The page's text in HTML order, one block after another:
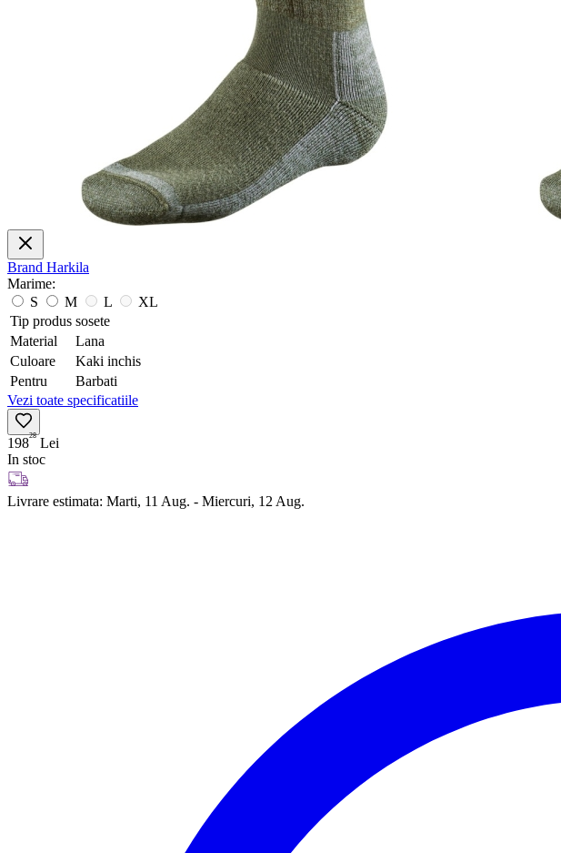
Brand Harkila
Marime:
S
M L
XL
Tip produs sosete
Material
Lana
Culoare
Kaki inchis
Pentru
Barbati
Vezi toate specificatiile
19828 Lei
In stoc
Livrare estimata: Marti, 11 Aug. - Miercuri, 12 Aug.